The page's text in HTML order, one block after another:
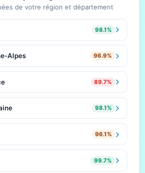
de votre région et département
98.1%
Alpes 96.9%
89.7%
98.1%
96.1%
99.7%